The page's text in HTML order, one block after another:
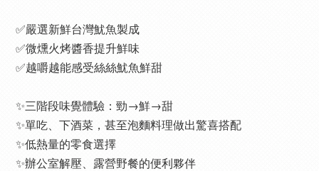
✅嚴選新鮮台灣魷魚製成
✅微燻火烤醬香提升鮮味
✅越嚼越能感受絲絲魷魚鮮甜
✨三階段味覺體驗：勁→鮮→甜
✨單吃、下酒菜，甚至泡麵料理做出驚喜搭配
✨低熱量的零食選擇
✨辦公室解壓、露營野餐的便利夥伴